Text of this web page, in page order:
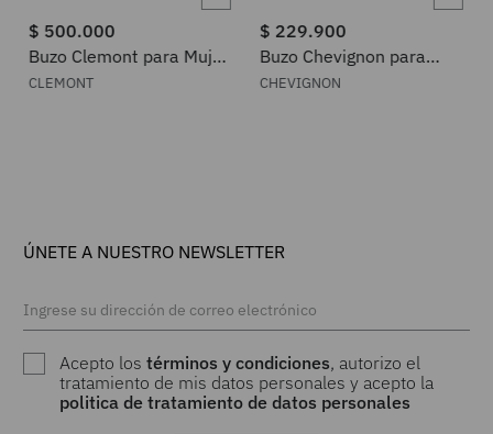
$ 500.000
Buzo Clemont para Mujer
12120215
CLEMONT
$ 229.900
Buzo Chevignon para
Mujer 782H002
CHEVIGNON
ÚNETE A NUESTRO NEWSLETTER
Acepto lostérminos y condiciones, autorizo el
tratamiento de mis datos personales y acepto la
politica de tratamiento de datos personales